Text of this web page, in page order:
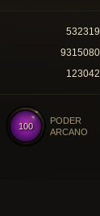
532319
9315080
123042
100
PODER
ARCANO